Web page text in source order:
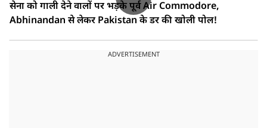
सेना को गाली देने वालों पर भड़के पूर्व Air Commodore,
Abhinandan से लेकर Pakistan के डर की खोली पोल!
ADVERTISEMENT